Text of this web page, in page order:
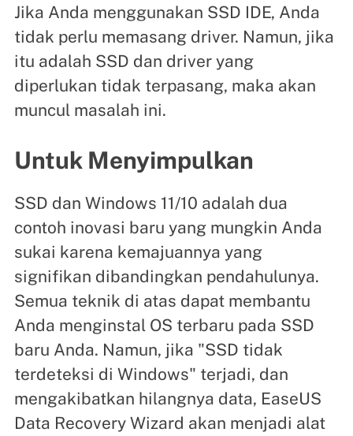
Jika Anda menggunakan SSD IDE, Anda
tidak perlu memasang driver. Namun, jika
itu adalah SSD dan driver yang
diperlukan tidak terpasang, maka akan
muncul masalah ini.
Untuk Menyimpulkan
SSD dan Windows 11/10 adalah dua
contoh inovasi baru yang mungkin Anda
sukai karena kemajuannya yang
signifikan dibandingkan pendahulunya.
Semua teknik di atas dapat membantu
Anda menginstal OS terbaru pada SSD
baru Anda. Namun, jika "SSD tidak
terdeteksi di Windows" terjadi, dan
mengakibatkan hilangnya data, EaseUS
Data Recovery Wizard akan menjadi alat